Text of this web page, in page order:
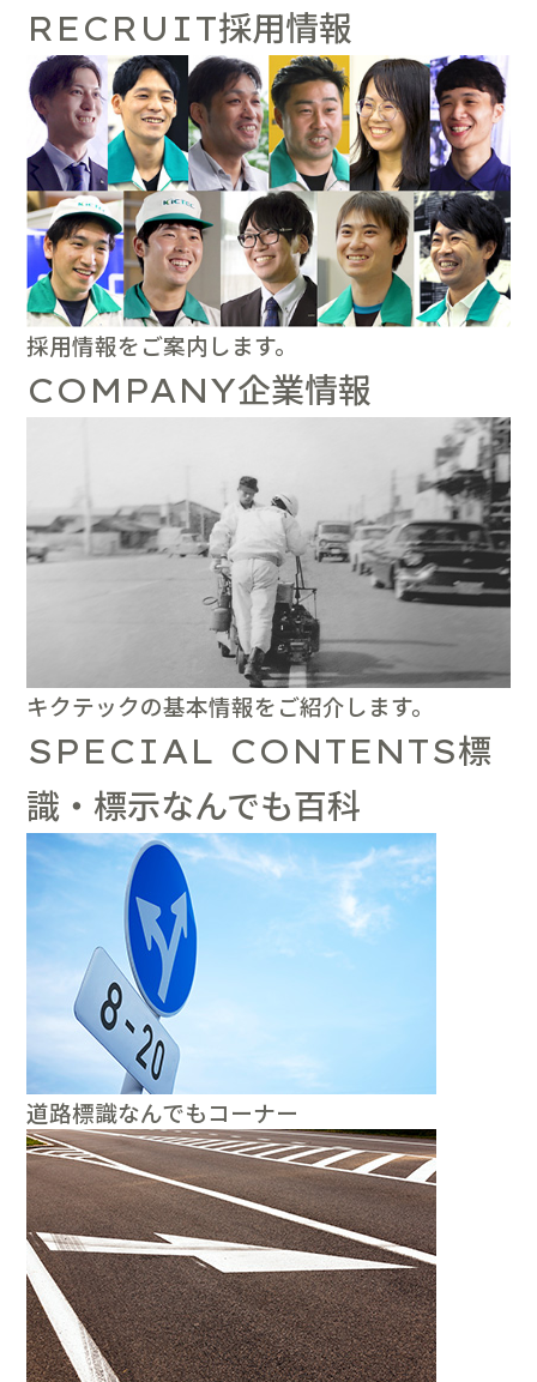
RECRUIT採用情報
採用情報をご案内します。
COMPANY企業情報
キクテックの基本情報をご紹介します。
SPECIAL CONTENTS標
識・標示なんでも百科
道路標識なんでもコーナー